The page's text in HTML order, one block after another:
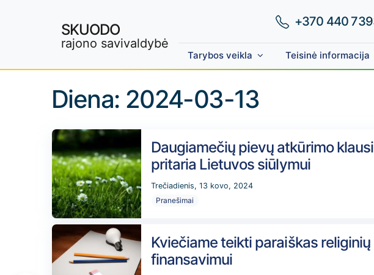
SKUODO
rajono savivaldybė
Phone
+370 440
Tarybos veikla Teisinė informacija
Diena: 2024-03-13
Daugiamečių pievų atkūrimo
pritaria Lietuvos siūlymui
Trečiadienis, 13 kovo, 2024
Pranešimai
Kviečiame teikti paraiškas
finansavimui